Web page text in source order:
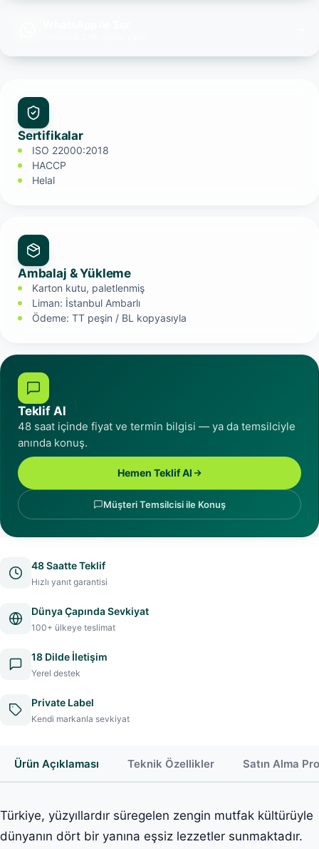
Sertifikalar
ISO 22000:2018
HACCP
Helal
Ambalaj & Yükleme
Karton kutu, paletlenmiş
Liman: İstanbul Ambarlı
Ödeme: TT peşin / BL kopyasıyla
Teklif Al
48 saat içinde fiyat ve termin bilgisi — ya da temsilciyle
anında konuş.
Hemen Teklif Al
Müşteri Temsilcisi ile Konuş
48 Saatte Teklif
Hızlı yanıt garantisi
Dünya Çapında Sevkiyat
100+ ülkeye teslimat
18 Dilde İletişim
Yerel destek
Private Label
Kendi markanla sevkiyat
Ürün Açıklaması Teknik Özellikler Satın Alma
Türkiye, yüzyıllardır süregelen zengin mutfak kültürüyle
dünyanın dört bir yanına eşsiz lezzetler sunmaktadır.